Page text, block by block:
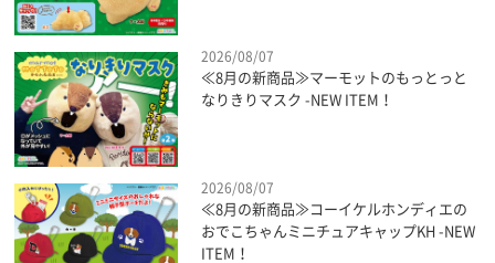
2026/08/07
≪8月の新商品≫マーモットのもっとっと
なりきりマスク -NEW ITEM！
2026/08/07
≪8月の新商品≫コーイケルホンディエの
おでこちゃんミニチュアキャップKH -NEW
ITEM！